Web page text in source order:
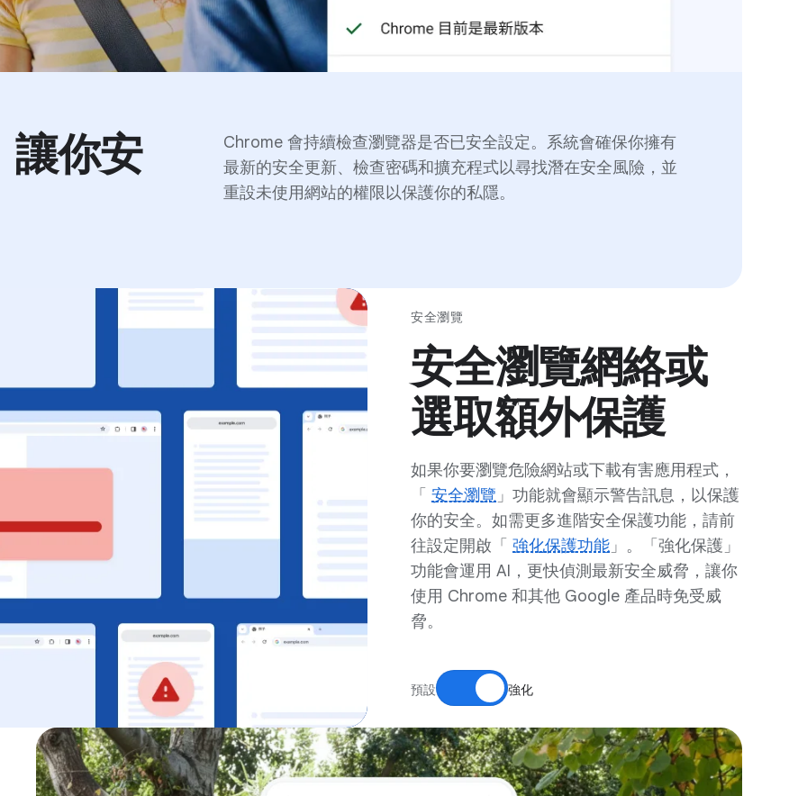
讓你安
Chrome 會持續檢查瀏覽器是否已安全設定。系統會確保你擁有
最新的安全更新、檢查密碼和擴充程式以尋找潛在安全風險，並
重設未使用網站的權限以保護你的私隱。
安全瀏覽
安全瀏覽網絡或
選取額外保護
如果你要瀏覽危險網站或下載有害應用程式，
「 安全瀏覽 」功能就會顯示警告訊息，以保護
你的安全。如需更多進階安全保護功能，請前
往設定開啟「 強化保護功能 」。「強化保護」
功能會運用 AI，更快偵測最新安全威脅，讓你
使用 Chrome 和其他 Google 產品時免受威
脅。
預設 強化